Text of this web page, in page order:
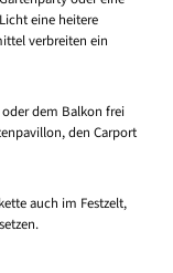
eine heitere
verbreiten ein
oder dem Balkon frei
den Carport
auch im Festzelt,